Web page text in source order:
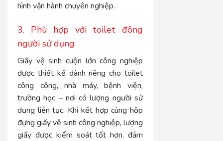
hình vận hành chuyên nghiệp.
3. Phù hợp với toilet đông
người sử dụng
Giấy vệ sinh cuộn lớn công nghiệp
được thiết kế dành riêng cho toilet
công cộng, nhà máy, bệnh viện,
trường học – nơi có lượng người sử
dụng liên tục. Khi kết hợp cùng hộp
đựng giấy vệ sinh công nghiệp, lượng
giấy được kiểm soát tốt hơn, đảm